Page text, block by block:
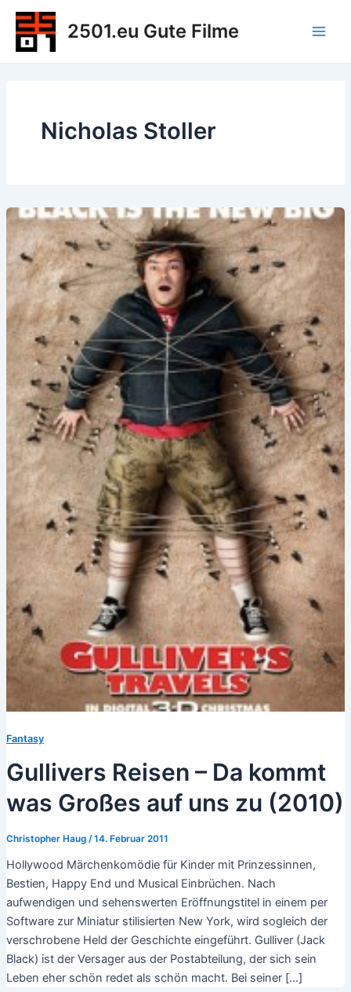
Zum
Inhalt
springen
2501.eu Gute Filme
Nicholas Stoller
Fantasy
Gullivers Reisen – Da kommt
was Großes auf uns zu (2010)
Christopher Haug /14. Februar 2011
Hollywood Märchenkomödie für Kinder mit Prinzessinnen,
Bestien, Happy End und Musical Einbrüchen. Nach
aufwendigen und sehenswerten Eröffnungstitel in einem per
Software zur Miniatur stilisierten New York, wird sogleich der
verschrobene Held der Geschichte eingeführt. Gulliver (Jack
Black) ist der Versager aus der Postabteilung, der sich sein
Leben eher schön redet als schön macht. Bei seiner […]